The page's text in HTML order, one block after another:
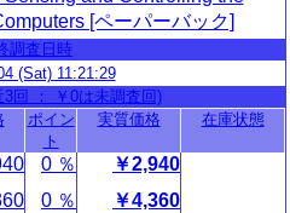
[ペーパーバック]
調査日時
(Sat) 11:21:29
回 ： ￥0は未調査回)
ポイン
ト
実質価格 在庫状態
0 ％ ￥2,940
0 ％ ￥4,360